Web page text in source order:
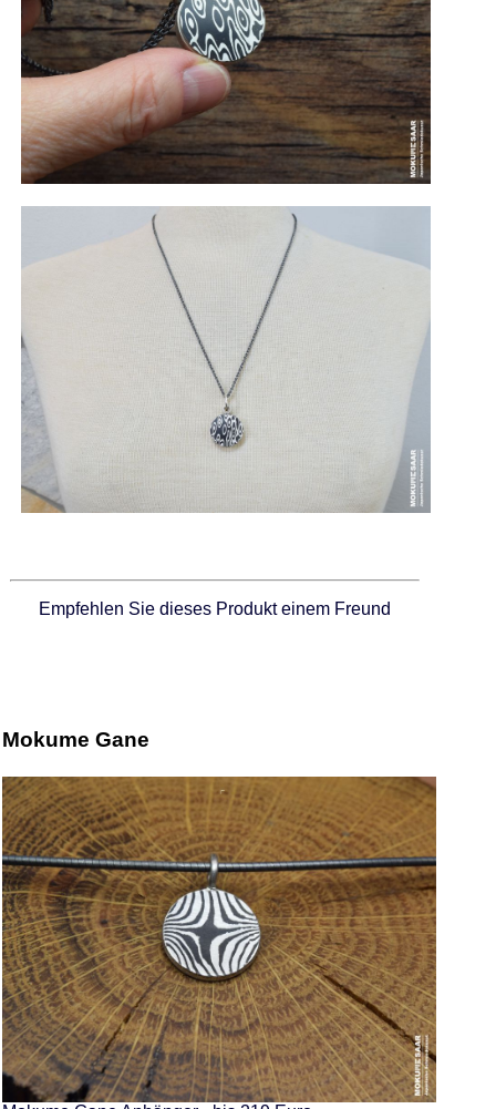
Empfehlen Sie dieses Produkt einem Freund
Mokume Gane